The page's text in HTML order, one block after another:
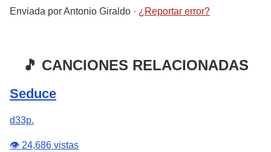
Enviada porAntonio Giraldo · ¿Reportar error?
🎵 CANCIONES RELACIONADAS
Seduce
d33p.
👁️ 24,686 vistas